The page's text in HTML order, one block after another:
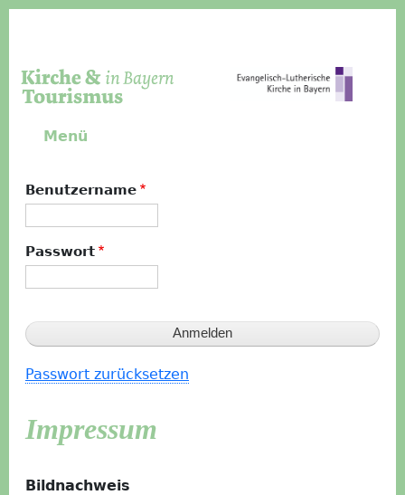
Menü
Benutzername
Passwort
Passwort zurücksetzen
Impressum
Bildnachweis